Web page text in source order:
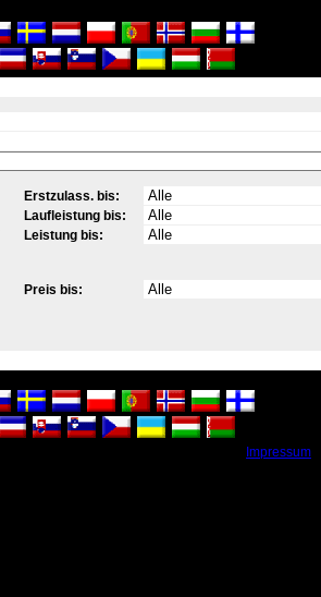
Erstzulass. bis:
Laufleistung bis:
Leistung bis:
Preis bis:
Impressum